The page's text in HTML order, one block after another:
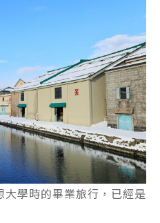
學時的畢業旅行，已經是